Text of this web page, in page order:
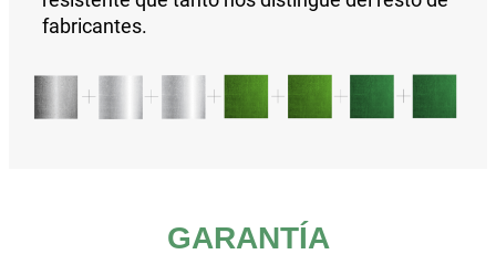
fabricantes.
GARANTÍA